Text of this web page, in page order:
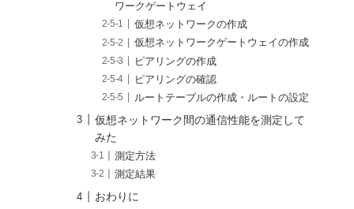
ワークゲートウェイ
仮想ネットワークの作成
仮想ネットワークゲートウェイの作成
ピアリングの作成
ピアリングの確認
ルートテーブルの作成・ルートの設定
仮想ネットワーク間の通信性能を測定して
みた
測定方法
測定結果
おわりに